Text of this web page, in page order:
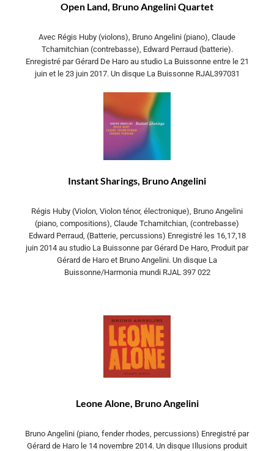
Open Land, Bruno Angelini Quartet
Avec Régis Huby (violons), Bruno Angelini (piano), Claude
Tchamitchian (contrebasse), Edward Perraud (batterie).
Enregistré par Gérard De Haro au studio La Buissonne entre le 21
juin et le 23 juin 2017. Un disque La Buissonne RJAL397031
Instant Sharings, Bruno Angelini
Régis Huby (Violon, Violon ténor, électronique), Bruno Angelini
(piano, compositions), Claude Tchamitchian, (contrebasse)
Edward Perraud, (Batterie, percussions) Enregistré les 16,17,18
juin 2014 au studio La Buissonne par Gérard De Haro, Produit par
Gérard de Haro et Bruno Angelini. Un disque La
Buissonne/Harmonia mundi RJAL 397 022
Leone Alone, Bruno Angelini
Bruno Angelini (piano, fender rhodes, percussions) Enregistré par
Gérard de Haro le 14 novembre 2014. Un disque Illusions produit